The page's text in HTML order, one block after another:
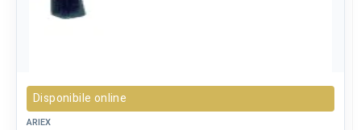
Disponibile online
ARIEX